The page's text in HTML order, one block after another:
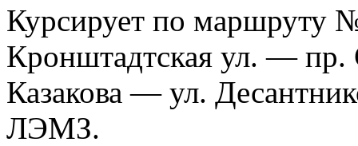
Курсирует по маршруту
Кронштадтская ул. —
Казакова — ул.
ЛЭМЗ.